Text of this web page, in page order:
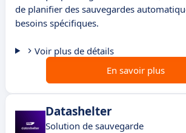
de planifier des sauvegardes
besoins spécifiques.
Voir plus de détails
En savoir plus
Datashelter
Solution de sauvegarde